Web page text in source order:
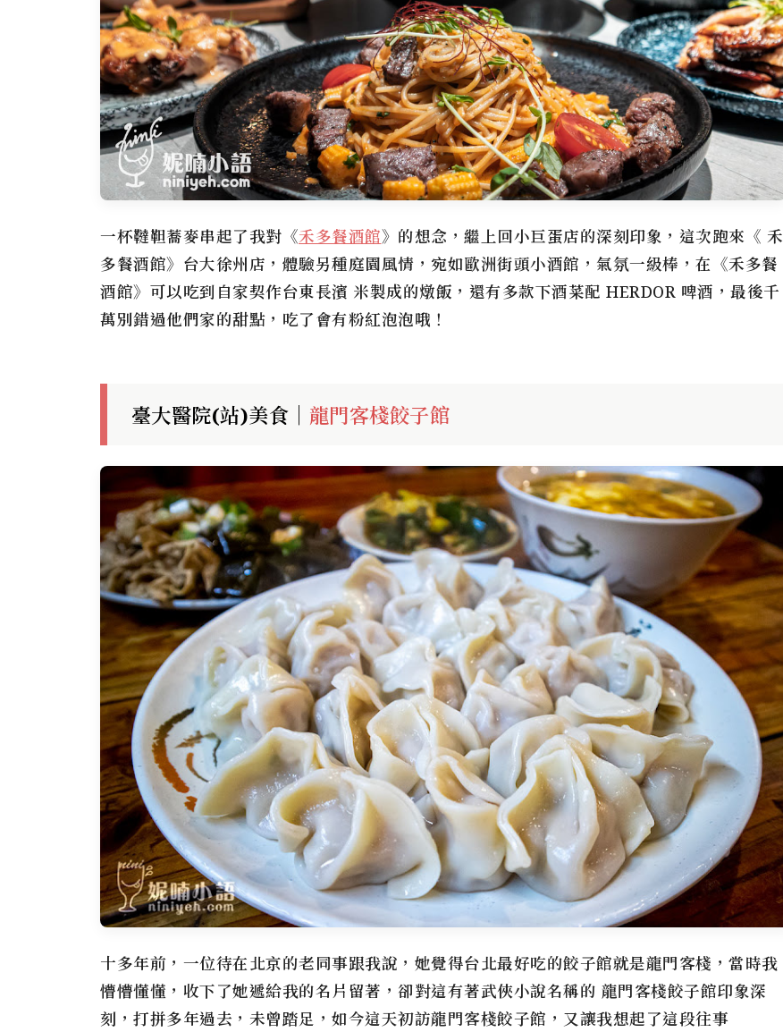
一杯韃靼蕎麥串起了我對《禾多餐酒館》的想念，繼上回小巨蛋店的深刻印象，這次跑來《 禾
多餐酒館》台大徐州店，體驗另種庭園風情，宛如歐洲街頭小酒館，氣氛一級棒，在《禾多餐
酒館》可以吃到自家契作台東長濱 米製成的燉飯，還有多款下酒菜配 HERDOR 啤酒，最後千
萬別錯過他們家的甜點，吃了會有粉紅泡泡哦！
臺大醫院(站)美食｜ 龍門客棧餃子館
十多年前，一位待在北京的老同事跟我說，她覺得台北最好吃的餃子館就是龍門客棧，當時我
懵懵懂懂，收下了她遞給我的名片留著，卻對這有著武俠小說名稱的 龍門客棧餃子館印象深
刻，打拼多年過去，未曾踏足，如今這天初訪龍門客棧餃子館，又讓我想起了這段往事